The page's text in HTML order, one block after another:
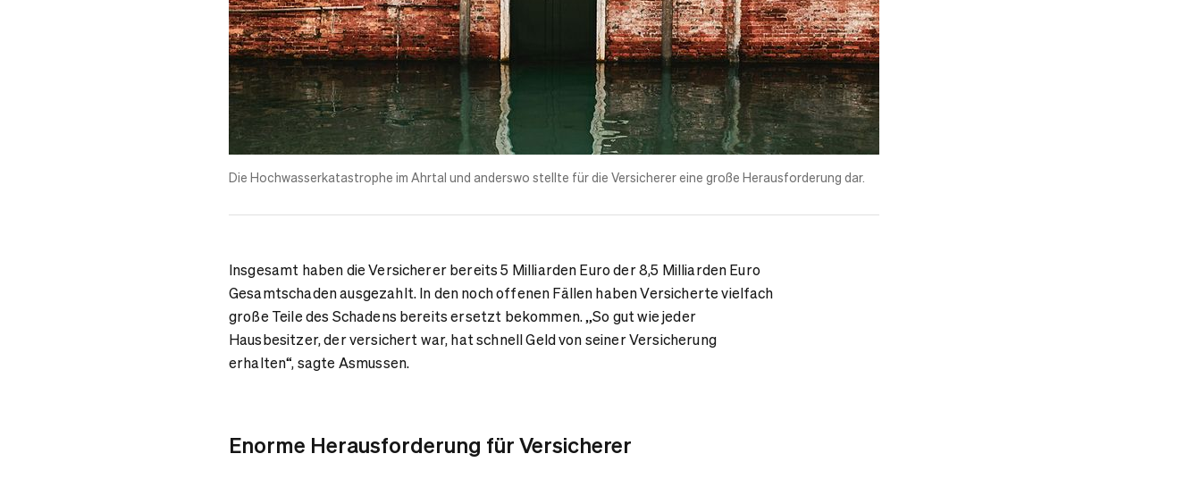
Die Hochwasserkatastrophe im Ahrtal und anderswo stellte für die Versicherer eine große Herausforderung dar.
Insgesamt haben die Versicherer bereits 5 Milliarden Euro der 8,5 Milliarden Euro
Gesamtschaden ausgezahlt. In den noch offenen Fällen haben Versicherte vielfach
große Teile des Schadens bereits ersetzt bekommen. „So gut wie jeder
Hausbesitzer, der versichert war, hat schnell Geld von seiner Versicherung
erhalten“, sagte Asmussen.
Enorme Herausforderung für Versicherer